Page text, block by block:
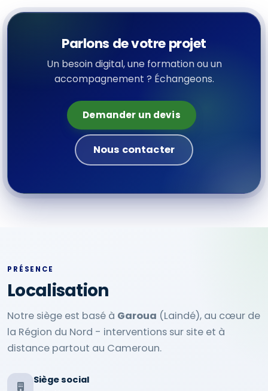
Parlons de votre projet
Un besoin digital, une formation ou un
accompagnement ? Échangeons.
Demander un devis
Nous contacter
PRÉSENCE
Localisation
Notre siège est basé à Garoua (Laindé), au cœur de
la Région du Nord - interventions sur site et à
distance partout au Cameroun.
Siège social